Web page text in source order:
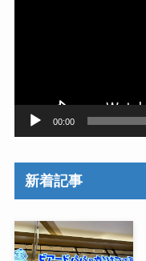
00:00
新着記事